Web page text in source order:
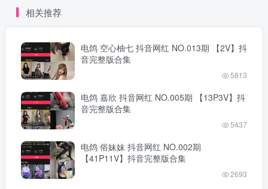
相关推荐
电鸽 空心柚七 抖音网红 NO.013期 【2V】抖
音完整版合集
5813
电鸽 嘉欣 抖音网红 NO.005期 【13P3V】抖
音完整版合集
5437
电鸽 俗妹妹 抖音网红 NO.002期
【41P11V】抖音完整版合集
2693